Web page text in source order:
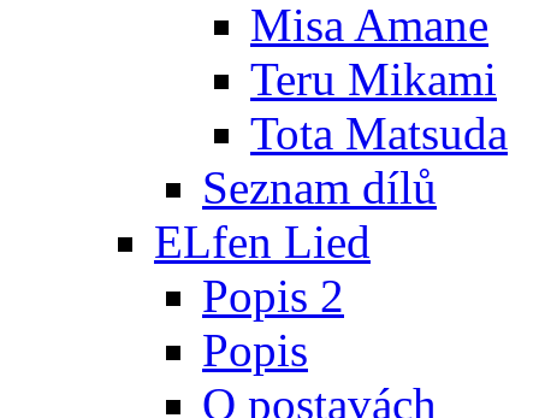
Misa Amane
Teru Mikami
Tota Matsuda
Seznam dílů
ELfen Lied
Popis 2
Popis
O postavách